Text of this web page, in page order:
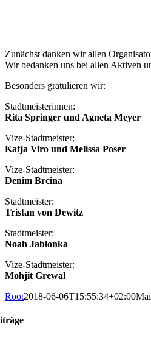
Zunächst danken wir allen
Wir bedanken uns bei allen Aktiven
Besonders gratulieren wir:
Stadtmeisterinnen:
Rita Springer und Agneta Meyer
Vize-Stadtmeister:
Katja Viro und Melissa Poser
Vize-Stadtmeister:
Denim Brcina
Stadtmeister:
Tristan von Dewitz
Stadtmeister:
Noah Jablonka
Vize-Stadtmeister:
Mohjit Grewal
Root2018-06-06T15:55:34+02:00